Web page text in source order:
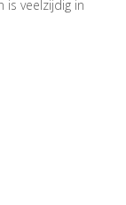
veelzijdig in